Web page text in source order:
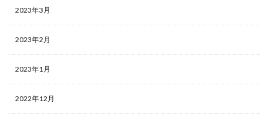
2023年3月
2023年2月
2023年1月
2022年12月